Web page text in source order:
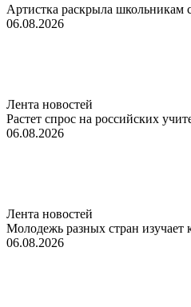
Артистка раскрыла школьникам
06.08.2026
Лента новостей
Растет спрос на российских
06.08.2026
Лента новостей
Молодежь разных стран изучает
06.08.2026